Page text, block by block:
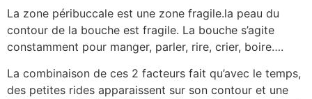
La zone péribuccale est une zone fragile.la peau du
contour de la bouche est fragile. La bouche s’agite
constamment pour manger, parler, rire, crier, boire….
La combinaison de ces 2 facteurs fait qu’avec le temps,
des petites rides apparaissent sur son contour et une